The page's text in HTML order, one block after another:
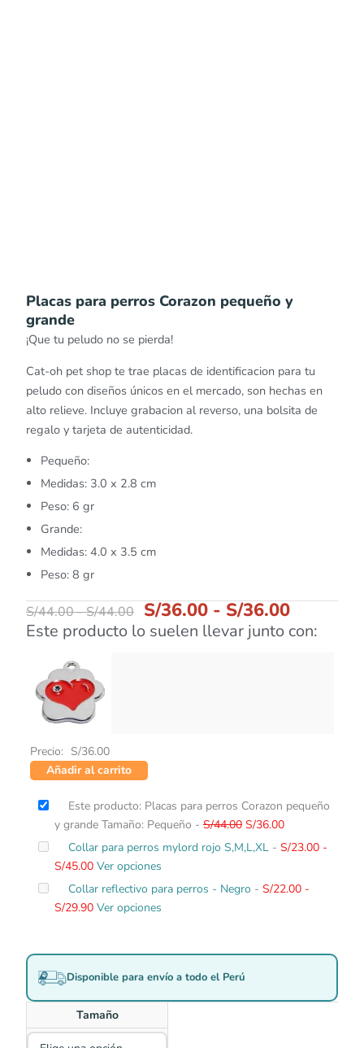
Placas para perros Corazon pequeño y
grande
¡Que tu peludo no se pierda!
Cat-oh pet shop te trae placas de identificacion para tu
peludo con diseños únicos en el mercado, son hechas en
alto relieve. Incluye grabacion al reverso, una bolsita de
regalo y tarjeta de autenticidad.
Pequeño:
Medidas: 3.0 x 2.8 cm
Peso: 6 gr
Grande:
Medidas: 4.0 x 3.5 cm
Peso: 8 gr
S/44.00-S/44.00 S/36.00 - S/36.00
Este producto lo suelen llevar junto con:
Precio: S/36.00
Añadir al carrito
Este producto: Placas para perros Corazon pequeño
y grande Tamaño: Pequeño - S/44.00
El
precio
original
S/44.00.
S/36.00
El
precio
actual
Collar para perros mylord rojo S,M,L,XL - S/23.00 -
S/45.00
Rango
de
precios:
desde
S/45.00
Ver opciones
Collar reflectivo para perros - Negro - S/22.00 -
S/29.90
Rango
de
hasta
S/29.90
Ver opciones
Disponible para envío a todo el Perú
Tamaño